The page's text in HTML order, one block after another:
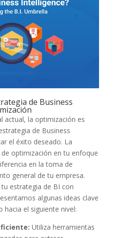
de Business
actual, la optimización es
de Business
el éxito deseado. La
optimización en‌ tu enfoque
en la toma de⁢
general ⁤de tu ‍empresa.
estrategia de BI con
algunas ideas clave
hacia el siguiente nivel:
Utiliza herramientas